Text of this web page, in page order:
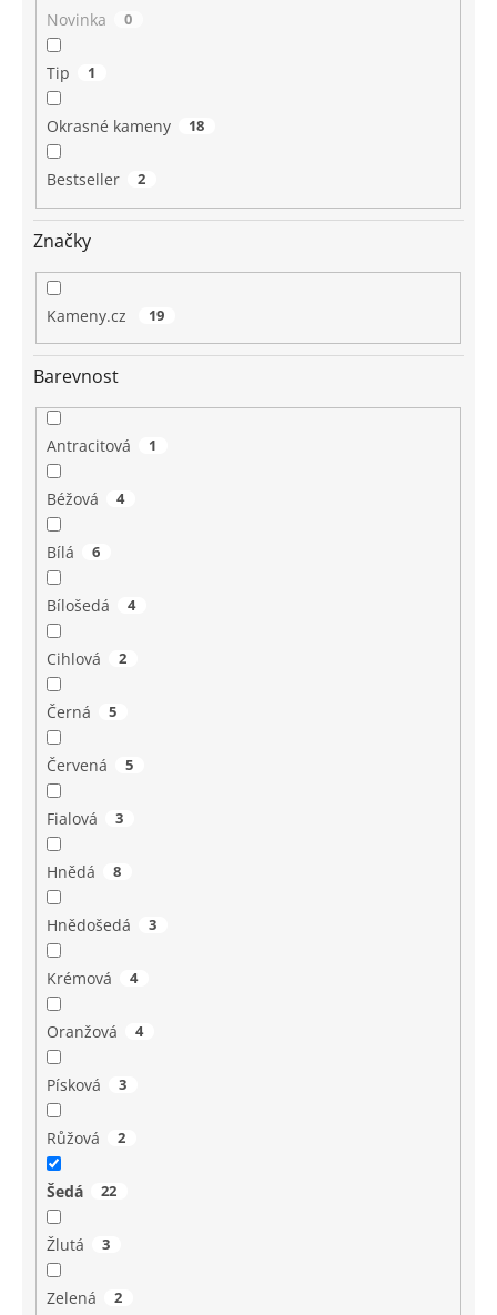
Novinka 0
Tip 1
Okrasné kameny 18
Bestseller 2
Značky
Kameny.cz 19
Barevnost
Antracitová 1
Béžová 4
Bílá 6
Bílošedá 4
Cihlová 2
Černá 5
Červená 5
Fialová 3
Hnědá 8
Hnědošedá 3
Krémová 4
Oranžová 4
Písková 3
Růžová 2
Šedá 22
Žlutá 3
Zelená 2